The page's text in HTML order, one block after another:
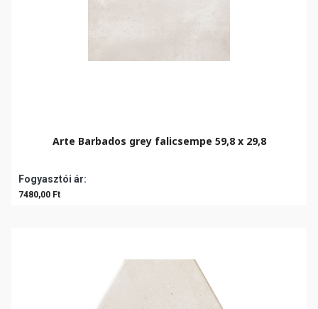
Arte Barbados grey falicsempe 59,8 x 29,8
Fogyasztói ár:
7480,00 Ft